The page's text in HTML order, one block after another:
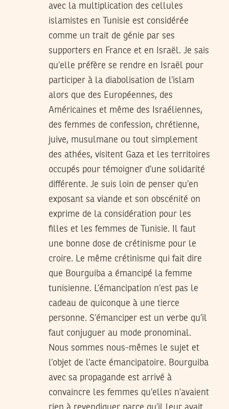
avec la multiplication des cellules
islamistes en Tunisie est considérée
comme un trait de génie par ses
supporters en France et en Israël. Je sais
qu’elle préfère se rendre en Israël pour
participer à la diabolisation de l’islam
alors que des Européennes, des
Américaines et même des Israéliennes,
des femmes de confession, chrétienne,
juive, musulmane ou tout simplement
des athées, visitent Gaza et les territoires
occupés pour témoigner d’une solidarité
différente. Je suis loin de penser qu’en
exposant sa viande et son obscénité on
exprime de la considération pour les
filles et les femmes de Tunisie. Il faut
une bonne dose de crétinisme pour le
croire. Le même crétinisme qui fait dire
que Bourguiba a émancipé la femme
tunisienne. L’émancipation n’est pas le
cadeau de quiconque à une tierce
personne. S’émanciper est un verbe qu’il
faut conjuguer au mode pronominal.
Nous sommes nous-mêmes le sujet et
l’objet de l’acte émancipatoire. Bourguiba
avec sa propagande est arrivé à
convaincre les femmes qu’elles n’avaient